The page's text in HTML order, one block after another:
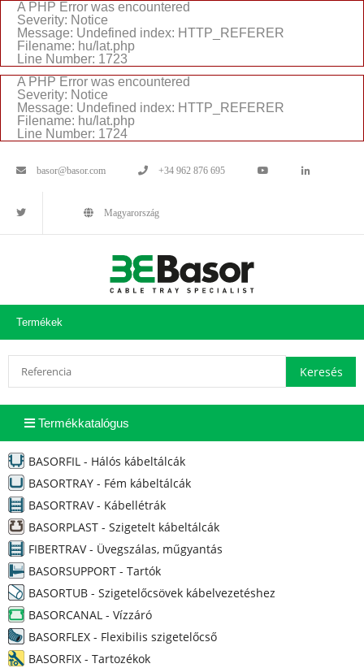
A PHP Error was encountered
Severity: Notice
Message: Undefined index: HTTP_REFERER
Filename: hu/lat.php
Line Number: 1723
A PHP Error was encountered
Severity: Notice
Message: Undefined index: HTTP_REFERER
Filename: hu/lat.php
Line Number: 1724
basor@basor.com +34 962 876 695
Magyarország
Termékek
Termékkatalógus
BASORFIL - Hálós kábeltálcák
BASORTRAY - Fém kábeltálcák
BASORTRAV - Kábellétrák
BASORPLAST - Szigetelt kábeltálcák
FIBERTRAV - Üvegszálas, műgyantás
BASORSUPPORT - Tartók
BASORTUB - Szigetelőcsövek kábelvezetéshez
BASORCANAL - Vízzáró
BASORFLEX - Flexibilis szigetelőcső
BASORFIX - Tartozékok